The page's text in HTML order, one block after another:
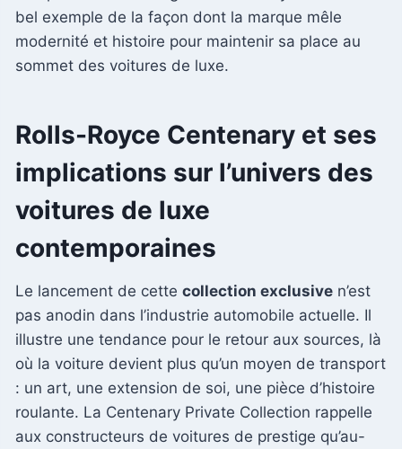
bel exemple de la façon dont la marque mêle
modernité et histoire pour maintenir sa place au
sommet des voitures de luxe.
Rolls-Royce Centenary et ses
implications sur l’univers des
voitures de luxe
contemporaines
Le lancement de cette collection exclusive n’est
pas anodin dans l’industrie automobile actuelle. Il
illustre une tendance pour le retour aux sources, là
où la voiture devient plus qu’un moyen de transport
: un art, une extension de soi, une pièce d’histoire
roulante. La Centenary Private Collection rappelle
aux constructeurs de voitures de prestige qu’au-